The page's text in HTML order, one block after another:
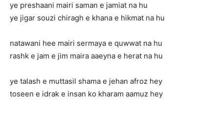
ye preshaani mairi saman e jamiat na hu
ye jigar souzi chiragh e khana e hikmat na hu
natawani hee mairi sermaya e quwwat na hu
rashk e jam e jim maira aaeyna e herat na hu
ye talash e muttasil shama e jehan afroz hey
toseen e idrak e insan ko kharam aamuz hey